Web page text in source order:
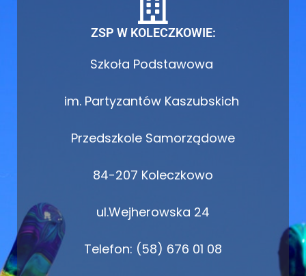
ZSP W KOLECZKOWIE:
Szkoła Podstawowa
im. Partyzantów Kaszubskich
Przedszkole Samorządowe
84-207 Koleczkowo
ul.Wejherowska 24
Telefon: (58) 676 01 08